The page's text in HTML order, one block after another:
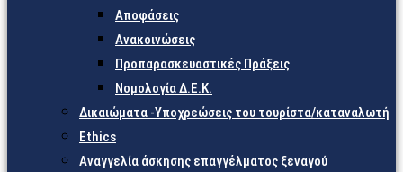
Αποφάσεις
Ανακοινώσεις
Προπαρασκευαστικές Πράξεις
Νομολογία Δ.Ε.Κ.
Δικαιώματα -Υποχρεώσεις του τουρίστα/καταναλωτή
Ethics
Αναγγελία άσκησης επαγγέλματος ξεναγού